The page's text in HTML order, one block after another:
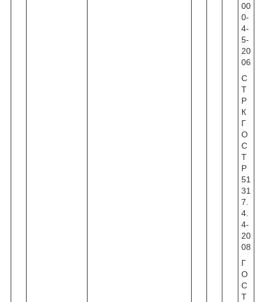
00
0-
4-
5-
20
06
С
Т
Р
К
Г
О
С
Т
Р
51
31
7.
4.
4-
20
08
Г
О
С
Т